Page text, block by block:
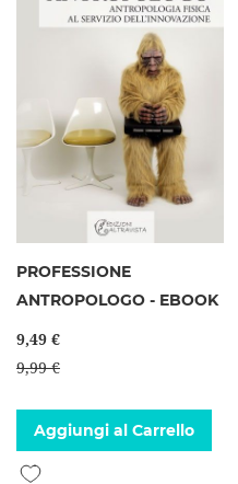
PROFESSIONE
ANTROPOLOGO - EBOOK
9,49 €
9,99 €
Aggiungi al Carrello
Aggiungi alla lista desideri